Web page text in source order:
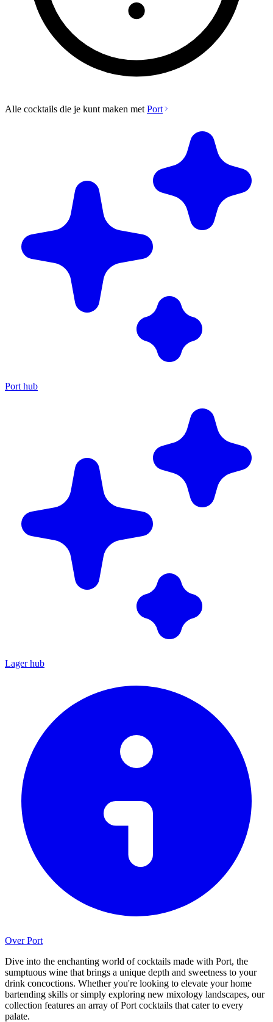
Alle cocktails die je kunt maken met Port
Port hub
Lager hub
Over Port
Dive into the enchanting world of cocktails made with Port, the
sumptuous wine that brings a unique depth and sweetness to your
drink concoctions. Whether you're looking to elevate your home
bartending skills or simply exploring new mixology landscapes, our
collection features an array of Port cocktails that cater to every
palate.